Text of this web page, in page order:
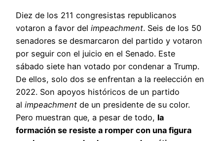
Diez de los 211 congresistas republicanos
votaron a favor del impeachment. Seis de los 50
senadores se desmarcaron del partido y votaron
por seguir con el juicio en el Senado. Este
sábado siete han votado por condenar a Trump.
De ellos, solo dos se enfrentan a la reelección en
2022. Son apoyos históricos de un partido
al impeachment de un presidente de su color.
Pero muestran que, a pesar de todo, la
formación se resiste a romper con una figura